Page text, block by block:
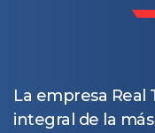
La empresa
integral de la